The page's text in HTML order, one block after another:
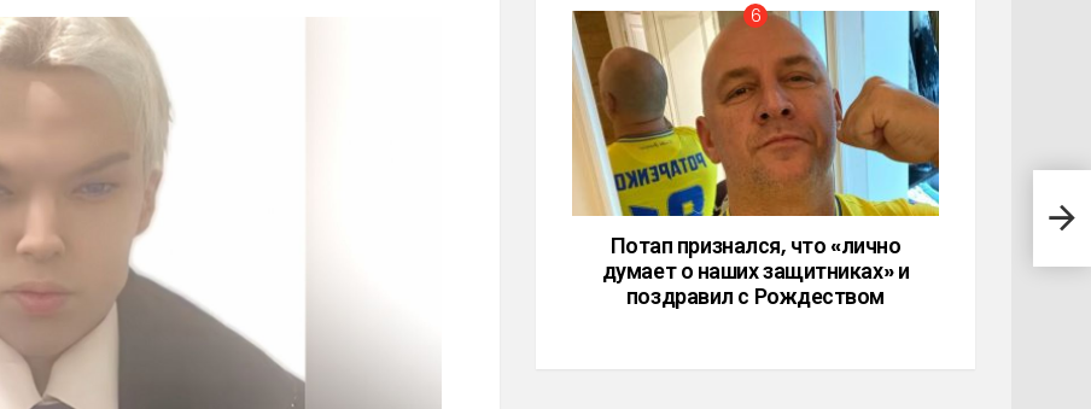
Потап признался, что «лично
думает о наших защитниках» и
поздравил с Рождеством